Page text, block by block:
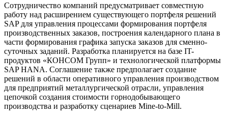
Сотрудничество компаний предусматривает совместную
работу над расширением существующего портфеля решений
SAP для управления процессами формирования портфеля
производственных заказов, построения календарного плана в
части формирования графика запуска заказов для сменно-
суточных заданий. Разработка планируется на базе IT-
продуктов «КОНСОМ Групп» и технологической платформы
SAP HANA. Соглашение также предполагает создание
решений в области оперативного управления производством
для предприятий металлургической отрасли, управления
цепочкой создания стоимости горнодобывающего
производства и разработку сценариев Mine-to-Mill.